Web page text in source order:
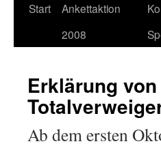
Start
Ankettaktion
2008
Erklärung
Ab dem ersten